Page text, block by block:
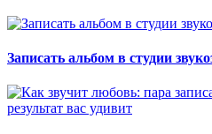
Записать альбом в студии